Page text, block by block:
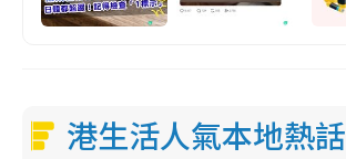
港生活人氣本地熱話